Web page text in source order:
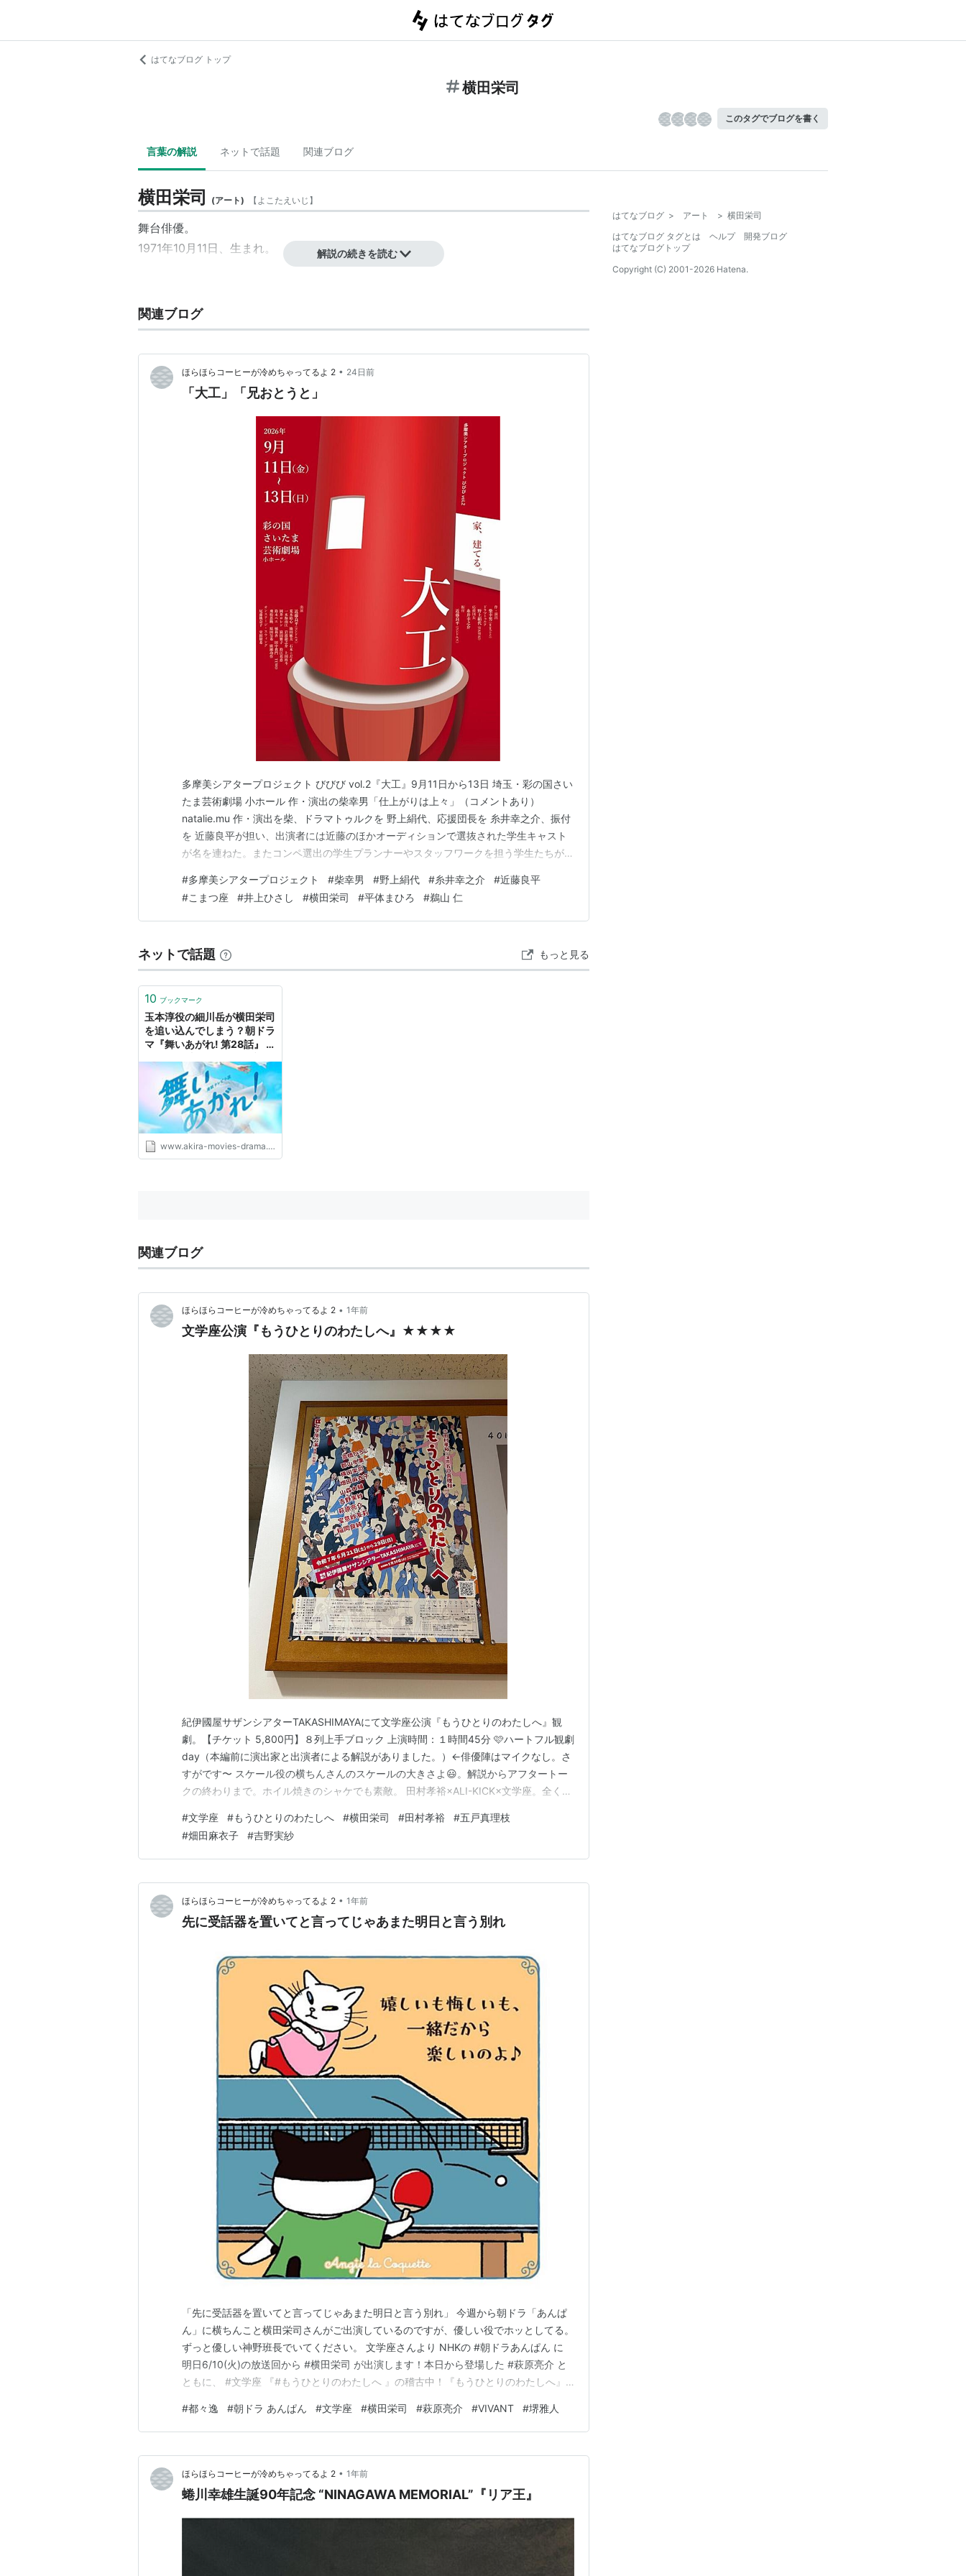
はてなブログ トップ
横田栄司
このタグでブログを書く
言葉の解説 ネットで話題 関連ブログ
横田栄司 (アート) 【よこたえいじ 】
舞台俳優。
1971年10月11日、生まれ。
解説の続きを読む
関連ブログ
ほらほらコーヒーが冷めちゃってるよ 2 • 24日前
「大工」「兄おとうと」
多摩美シアタープロジェクト びびび vol.2『大工』9月11日から13日 埼玉・彩の国さい
たま芸術劇場 小ホール 作・演出の柴幸男「仕上がりは上々」（コメントあり）
natalie.mu 作・演出を柴、ドラマトゥルクを 野上絹代、応援団長を 糸井幸之介、振付
を 近藤良平が担い、出演者には近藤のほかオーディションで選抜された学生キャスト
が名を連ねた。またコンペ選出の学生プランナーやスタッフワークを担う学生たちが公
付：近藤良平 このスタッフだったら見たいよね！応援団長がおもしろい🤣 柴幸男コメ
ント「「大工」は若者た…
#多摩美シアタープロジェクト #柴幸男 #野上絹代 #糸井幸之介 #近藤良平
#こまつ座 #井上ひさし #横田栄司 #平体まひろ #鵜山 仁
ネットで話題 もっと見る
10 ブックマーク
玉本淳役の細川岳が横田栄司
を追い込んでしまう？朝ドラ
マ『舞いあがれ! 第28話』 -
グ
www.akira-movies-drama.com
関連ブログ
ほらほらコーヒーが冷めちゃってるよ 2 • 1年前
文学座公演『もうひとりのわたしへ』★★★★
紀伊國屋サザンシアターTAKASHIMAYAにて文学座公演『もうひとりのわたしへ』観
劇。【チケット 5,800円】８列上手ブロック 上演時間：１時間45分 🩷ハートフル観劇
day（本編前に演出家と出演者による解説がありました。）←俳優陣はマイクなし。さ
すがです〜 スケール役の横ちんさんのスケールの大きさよ😃。解説からアフタートー
クの終わりまで。ホイル焼きのシャケでも素敵。 田村孝裕×ALI-KICK×文学座。全く馴
ップの背景、ALI-KICKさんのラップというアートフォームに「自分が何者であるか」
「どの口が言うか」〜…
#文学座 #もうひとりのわたしへ #横田栄司 #田村孝裕 #五戸真理枝
#畑田麻衣子 #吉野実紗
ほらほらコーヒーが冷めちゃってるよ 2 • 1年前
先に受話器を置いてと言ってじゃあまた明日と言う別れ
「先に受話器を置いてと言ってじゃあまた明日と言う別れ」 今週から朝ドラ「あんぱ
ん」に横ちんこと横田栄司さんがご出演しているのですが、優しい役でホッとしてる。
ずっと優しい神野班長でいてください。 文学座さんより NHKの #朝ドラあんぱん に
明日6/10(火)の放送回から #横田栄司 が出演します！本日から登場した #萩原亮介 と
ともに、 #文学座 『#もうひとりのわたしへ 』の稽古中！『もうひとりのわたしへ』
子 pic.twitter.com/t22QywZHMU — 文学座公演公式X (@bungakuza_…
#都々逸 #朝ドラ あんぱん #文学座 #横田栄司 #萩原亮介 #VIVANT #堺雅人
ほらほらコーヒーが冷めちゃってるよ 2 • 1年前
蜷川幸雄生誕90年記念 “NINAGAWA MEMORIAL”『リア王』
はてなブログ > アート > 横田栄司
はてなブログ タグとは
ヘルプ
開発ブログ
はてなブログトップ
Copyright (C) 2001-2026 Hatena.